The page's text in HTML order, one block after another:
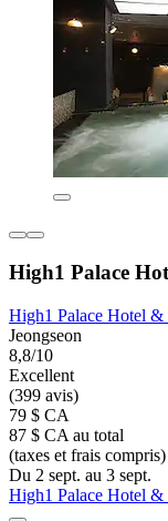
High1 Palace
High1 Palace Hotel &
Jeongseon
8,8/10
Excellent
(399 avis)
79 $ CA
87 $ CA au total
(taxes et frais compris)
Du 2 sept. au 3 sept.
High1 Palace Hotel &